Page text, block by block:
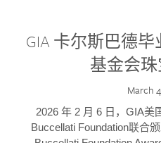
GIA 卡尔斯巴德
基金会
March
2026 年 2 月 6 日，GIA美
Buccellati Foundation联合